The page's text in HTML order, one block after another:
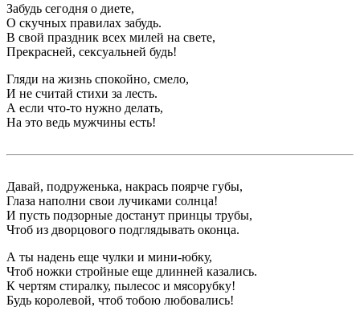
Забудь сегодня о диете,
О скучных правилах забудь.
В свой праздник всех милей на свете,
Прекрасней, сексуальней будь!
Гляди на жизнь спокойно, смело,
И не считай стихи за лесть.
А если что-то нужно делать,
На это ведь мужчины есть!
Давай, подруженька, накрась поярче губы,
Глаза наполни свои лучиками солнца!
И пусть подзорные достанут принцы трубы,
Чтоб из дворцового подглядывать оконца.
А ты надень еще чулки и мини-юбку,
Чтоб ножки стройные еще длинней казались.
К чертям стиралку, пылесос и мясорубку!
Будь королевой, чтоб тобою любовались!